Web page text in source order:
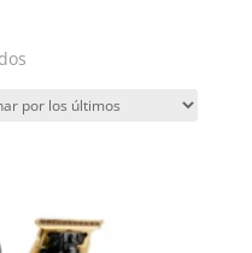
Ordenado
los